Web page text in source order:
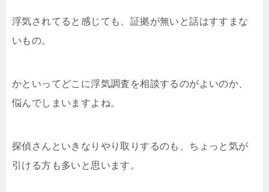
浮気されてると感じても、証拠が無いと話はすすまな
いもの。
かといってどこに浮気調査を相談するのがよいのか、
悩んでしまいますよね。
探偵さんといきなりやり取りするのも、ちょっと気が
引ける方も多いと思います。